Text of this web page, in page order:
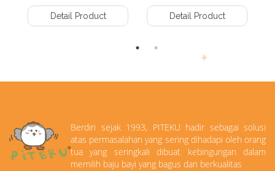
Detail Product Detail Product
Berdiri sejak 1993, PITEKU hadir sebagai solusi
atas permasalahan yang sering dihadapi oleh orang
tua yang seringkali dibuat kebingungan dalam
memilih baju bayi yang bagus dan berkualitas